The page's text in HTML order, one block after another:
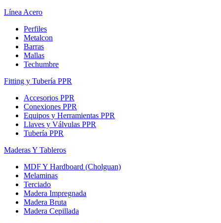
Línea Acero
Perfiles
Metalcon
Barras
Mallas
Techumbre
Fitting y Tubería PPR
Accesorios PPR
Conexiones PPR
Equipos y Herramientas PPR
Llaves y Válvulas PPR
Tubería PPR
Maderas Y Tableros
MDF Y Hardboard (Cholguan)
Melaminas
Terciado
Madera Impregnada
Madera Bruta
Madera Cepillada